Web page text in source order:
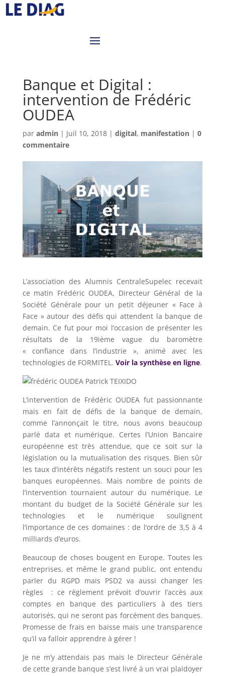
Banque et Digital :
intervention de Frédéric
OUDEA
par admin| Juil 10, 2018| digital, manifestation| 0
commentaire
L’association des Alumnis CentraleSupelec recevait
ce matin Frédéric OUDEA, Directeur Général de la
Société Générale pour un petit déjeuner « Face à
Face » autour des défis qui attendent la banque de
demain. Ce fut pour moi l’occasion de présenter les
résultats de la 19ième vague du baromètre
« confiance dans l’industrie », animé avec les
technologies de FORMITEL. Voir la synthèse en ligne.
L’intervention de Frédéric OUDEA fut passionnante
mais en fait de défis de la banque de demain,
comme l’annonçait le titre, nous avons beaucoup
parlé data et numérique. Certes l’Union Bancaire
européenne est très attendue, que ce soit sur la
législation ou la mutualisation des risques. Bien sûr
les taux d’intérêts négatifs restent un souci pour les
banques européennes. Mais nombre de points de
l’intervention tournaient autour du numérique. Le
montant du budget de la Société Générale sur les
technologies et le numérique soulignent
l’importance de ces domaines : de l’ordre de 3,5 à 4
milliards d’euros.
Beaucoup de choses bougent en Europe. Toutes les
entreprises, et même le grand public, ont entendu
parler du RGPD mais PSD2 va aussi changer les
règles : ce règlement prévoit d’ouvrir l’accès aux
comptes en banque des particuliers à des tiers
autorisés, qui ne seront pas forcément des banques.
Promesse de frais en baisse mais une transparence
qu’il va falloir apprendre à gérer !
Je ne m’y attendais pas mais le Directeur Générale
de cette grande banque s’est livré à un vrai plaidoyer